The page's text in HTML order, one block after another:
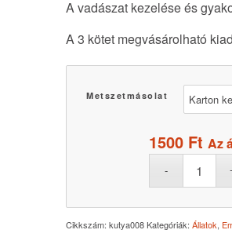
A vadászat kezelése és
A 3 kötet megvásárolható
Metszetmásolat
1500 Ft Az
Cikkszám:kutya008 Kategóriák:Állatok,